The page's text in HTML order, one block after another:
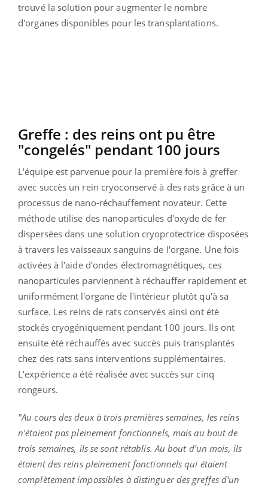
trouvé la solution pour augmenter le nombre
d'organes disponibles pour les transplantations.
Greffe : des reins ont pu être
"congelés" pendant 100 jours
L'équipe est parvenue pour la première fois à greffer
avec succès un rein cryoconservé à des rats grâce à un
processus de nano-réchauffement novateur. Cette
méthode utilise des nanoparticules d'oxyde de fer
dispersées dans une solution cryoprotectrice disposées
à travers les vaisseaux sanguins de l'organe. Une fois
activées à l'aide d'ondes électromagnétiques, ces
nanoparticules parviennent à réchauffer rapidement et
uniformément l'organe de l'intérieur plutôt qu'à sa
surface. Les reins de rats conservés ainsi ont été
stockés cryogéniquement pendant 100 jours. Ils ont
ensuite été réchauffés avec succès puis transplantés
chez des rats sans interventions supplémentaires.
L'expérience a été réalisée avec succès sur cinq
rongeurs.
"Au cours des deux à trois premières semaines, les reins
n'étaient pas pleinement fonctionnels, mais au bout de
trois semaines, ils se sont rétablis. Au bout d'un mois, ils
étaient des reins pleinement fonctionnels qui étaient
complètement impossibles à distinguer des greffes d'un